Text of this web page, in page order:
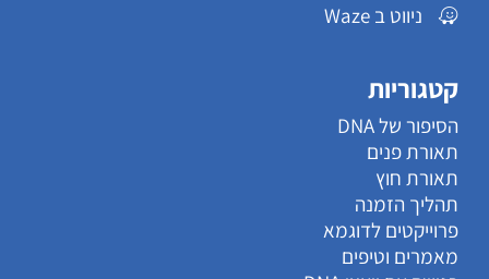
ניווט ב Waze
קטגוריות
הסיפור של DNA
תאורת פנים
תאורת חוץ
תהליך הזמנה
פרוייקטים לדוגמא
מאמרים וטיפים